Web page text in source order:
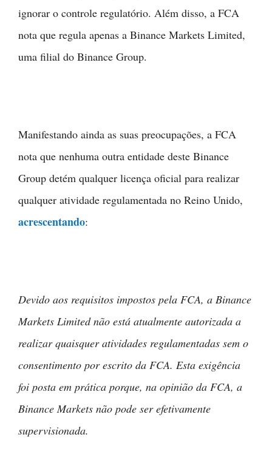
ignorar o controle regulatório. Além disso, a FCA
nota que regula apenas a Binance Markets Limited,
uma filial do Binance Group.
Manifestando ainda as suas preocupações, a FCA
nota que nenhuma outra entidade deste Binance
Group detém qualquer licença oficial para realizar
qualquer atividade regulamentada no Reino Unido,
acrescentando:
Devido aos requisitos impostos pela FCA, a Binance
Markets Limited não está atualmente autorizada a
realizar quaisquer atividades regulamentadas sem o
consentimento por escrito da FCA. Esta exigência
foi posta em prática porque, na opinião da FCA, a
Binance Markets não pode ser efetivamente
supervisionada.